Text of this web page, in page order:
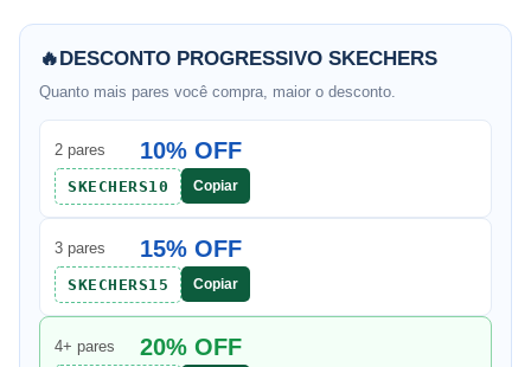
🔥DESCONTO PROGRESSIVO SKECHERS
Quanto mais pares você compra, maior o desconto.
2 pares 10% OFF
SKECHERS10 Copiar
3 pares 15% OFF
SKECHERS15 Copiar
4+ pares 20% OFF